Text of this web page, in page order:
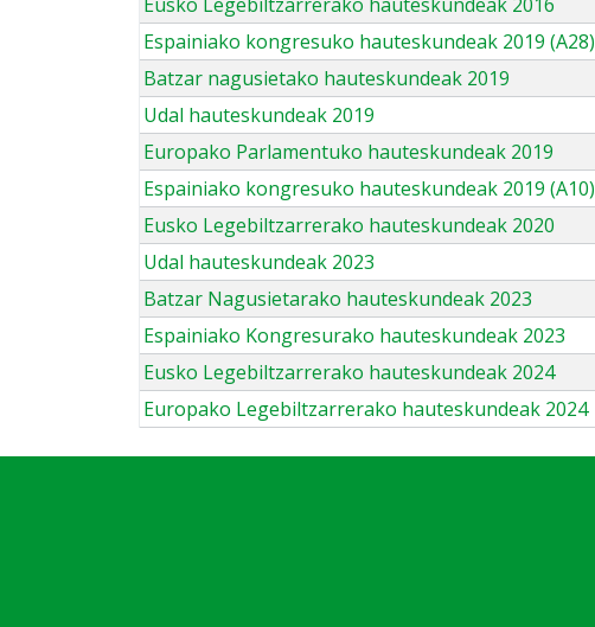
Espainiako kongresuko hauteskundeak 2019 (A28)
Batzar nagusietako hauteskundeak 2019
Udal hauteskundeak 2019
Europako Parlamentuko hauteskundeak 2019
Espainiako kongresuko hauteskundeak 2019 (A10)
Eusko Legebiltzarrerako hauteskundeak 2020
Udal hauteskundeak 2023
Batzar Nagusietarako hauteskundeak 2023
Espainiako Kongresurako hauteskundeak 2023
Eusko Legebiltzarrerako hauteskundeak 2024
Europako Legebiltzarrerako hauteskundeak 2024